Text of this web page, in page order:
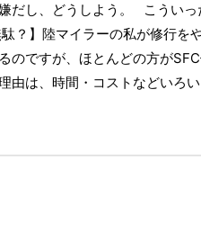
だし、どうしよう。 こうい
？】陸マイラーの私が修行を
のですが、ほとんどの方が
由は、時間・コストなどいろ